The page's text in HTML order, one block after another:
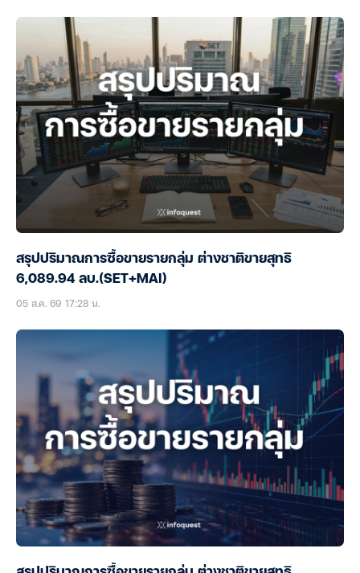
สรุปปริมาณการซื้อขายรายกลุ่ม ต่างชาติขายสุทธิ
6,089.94 ลบ.(SET+MAI)
05 ส.ค. 69 17:28 น.